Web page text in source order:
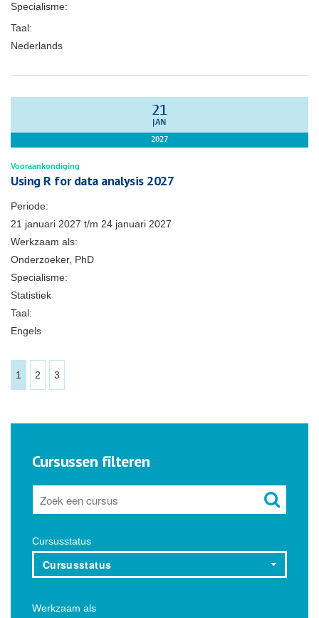
Specialisme:
Taal:
Nederlands
21
JAN
2027
Vooraankondiging
Using R for data analysis 2027
Periode:
21 januari 2027 t/m 24 januari 2027
Werkzaam als:
Onderzoeker, PhD
Specialisme:
Statistiek
Taal:
Engels
1 2 3
Cursussen filteren
Cursusstatus
Cursusstatus
Werkzaam als